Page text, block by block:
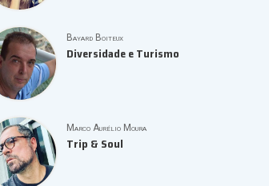
Bayard Boiteux
Diversidade e Turismo
Marco Aurélio Moura
Trip & Soul